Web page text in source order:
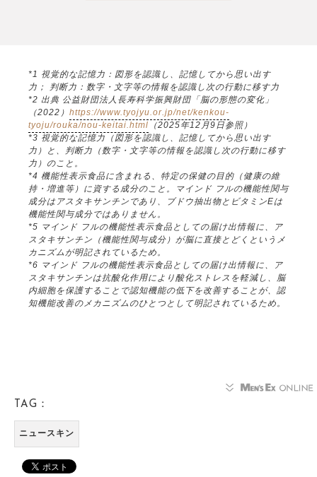
*1 視覚的な記憶力：図形を認識し、記憶してから思い出す
力； 判断力：数字・文字等の情報を認識し次の行動に移す力
*2 出典 公益財団法人長寿科学振興財団「脳の形態の変化」
（2022） https://www.tyojyu.or.jp/net/kenkou-
tyoju/rouka/nou-keitai.html （2025年12月9日参照）
*3 視覚的な記憶力（図形を認識し、記憶してから思い出す
力）と、判断力（数字・文字等の情報を認識し次の行動に移す
力）のこと。
*4 機能性表示食品に含まれる、特定の保健の目的（健康の維
持・増進等）に資する成分のこと。マインド フルの機能性関与
成分はアスタキサンチンであり、ブドウ抽出物とビタミンEは
機能性関与成分ではありません。
*5 マインド フルの機能性表示食品としての届け出情報に、ア
スタキサンチン（機能性関与成分）が脳に直接とどくというメ
カニズムが明記されているため。
*6 マインド フルの機能性表示食品としての届け出情報に、ア
スタキサンチンは抗酸化作用により酸化ストレスを軽減し、脳
内細胞を保護することで認知機能の低下を改善することが、認
知機能改善のメカニズムのひとつとして明記されているため。
TAG：
ニュースキン